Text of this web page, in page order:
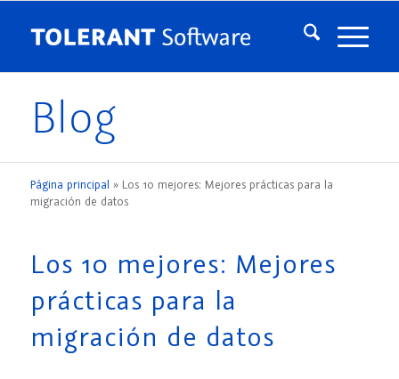
Blog
Página principal » Los 10 mejores: Mejores prácticas para la
migración de datos
Los 10 mejores: Mejores
prácticas para la
migración de datos